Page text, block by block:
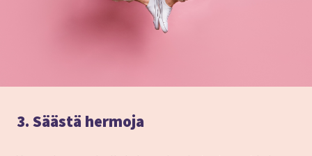
3. Säästä hermoja